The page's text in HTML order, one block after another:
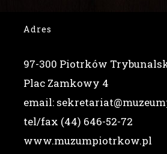
Adres
97-300 Piotrków
Plac Zamkowy 4
email:
tel/fax (44) 646-52-72
www.muzumpiotrkow.pl